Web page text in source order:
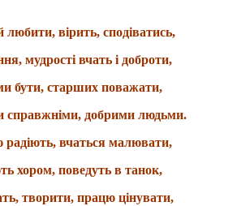
любити, вірить, сподіватись,
мудрості вчать і доброти,
бути, старших поважати,
справжніми, добрими людьми.
вчаться малювати,
хором, поведуть в танок,
творити, працю цінувати,